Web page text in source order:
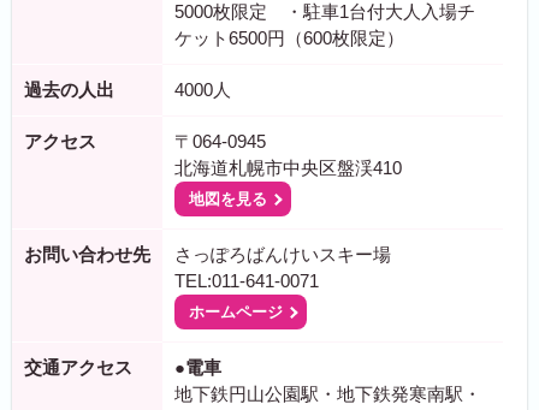
5000枚限定 ・駐車1台付大人入場チ
ケット6500円（600枚限定）
過去の人出 4000人
アクセス
〒064-0945
北海道札幌市中央区盤渓410
地図を見る
お問い合わせ先
さっぽろばんけいスキー場
TEL:011-641-0071
ホームページ
交通アクセス
●電車
地下鉄円山公園駅・地下鉄発寒南駅・